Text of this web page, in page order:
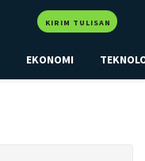
KIRIM TULISAN
EKONOMI